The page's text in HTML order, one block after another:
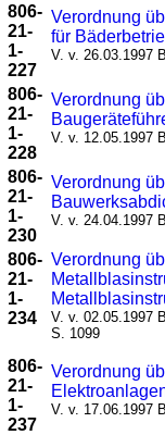
806-
21-
1-
227
Verordnung
für
V. v. 26.03.1997
806-
21-
1-
228
Verordnung
V. v. 12.05.1997
806-
21-
1-
230
Verordnung
V. v. 24.04.1997
806-
21-
1-
234
Verordnung
V. v. 02.05.1997
S. 1099
806-
21-
1-
237
Verordnung
V. v. 17.06.1997